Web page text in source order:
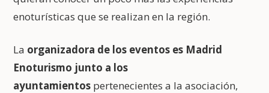
enoturísticas que se realizan en la región.
La organizadora de los eventos es Madrid
Enoturismo junto a los
ayuntamientos pertenecientes a la asociación,